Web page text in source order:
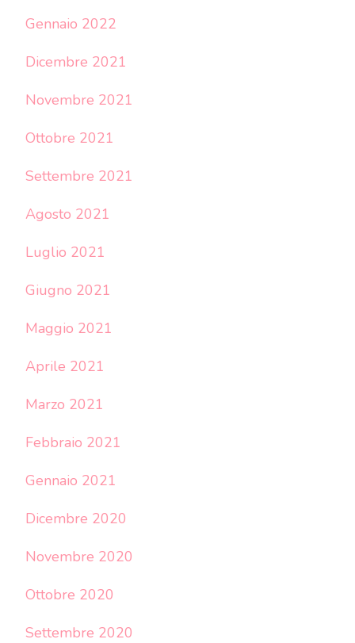
Gennaio 2022
Dicembre 2021
Novembre 2021
Ottobre 2021
Settembre 2021
Agosto 2021
Luglio 2021
Giugno 2021
Maggio 2021
Aprile 2021
Marzo 2021
Febbraio 2021
Gennaio 2021
Dicembre 2020
Novembre 2020
Ottobre 2020
Settembre 2020